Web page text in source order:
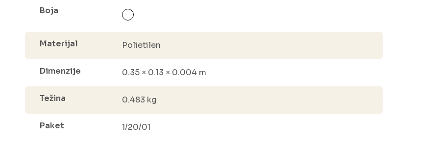
Boja
Materijal Polietilen
Dimenzije 0.35 × 0.13 × 0.004 m
Težina 0.483 kg
Paket 1/20/01